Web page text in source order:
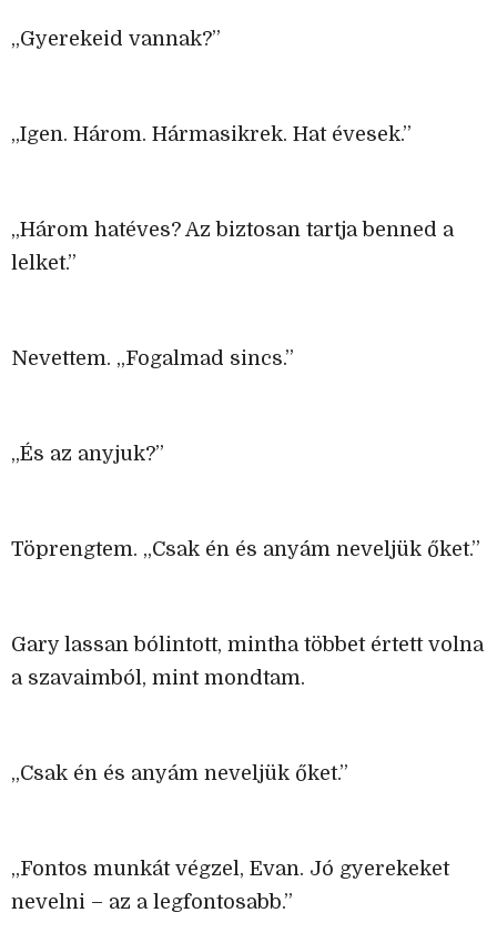
„Gyerekeid vannak?”
„Igen. Három. Hármasikrek. Hat évesek.”
„Három hatéves? Az biztosan tartja benned a
lelket.”
Nevettem. „Fogalmad sincs.”
„És az anyjuk?”
Töprengtem. „Csak én és anyám neveljük őket.”
Gary lassan bólintott, mintha többet értett volna
a szavaimból, mint mondtam.
„Csak én és anyám neveljük őket.”
„Fontos munkát végzel, Evan. Jó gyerekeket
nevelni – az a legfontosabb.”